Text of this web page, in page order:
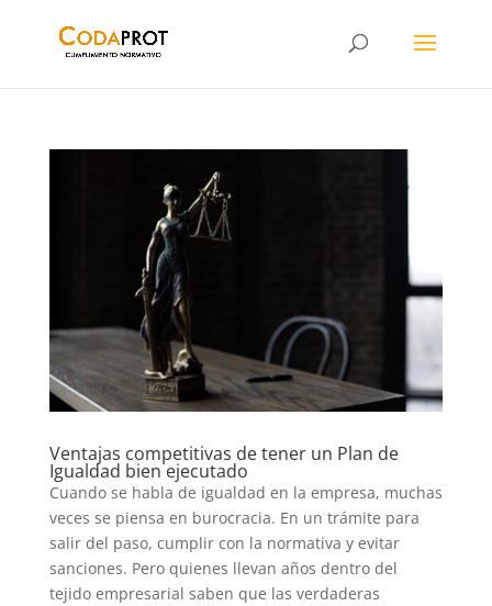
Ventajas competitivas de tener un Plan de
Igualdad bien ejecutado
Cuando se habla de igualdad en la empresa, muchas
veces se piensa en burocracia. En un trámite para
salir del paso, cumplir con la normativa y evitar
sanciones. Pero quienes llevan años dentro del
tejido empresarial saben que las verdaderas